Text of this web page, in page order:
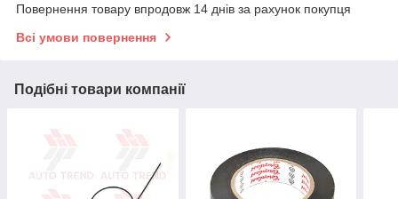
Повернення товару впродовж 14 днів за рахунок покупця
Всі умови повернення
Подібні товари компанії